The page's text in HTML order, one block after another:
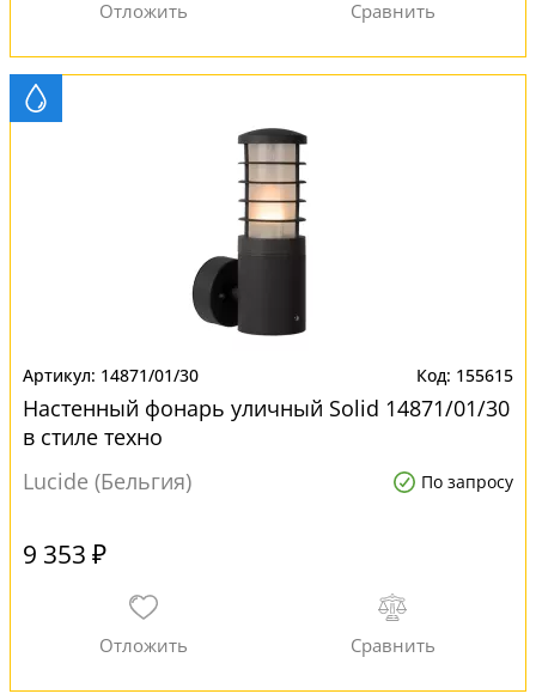
14871/01/30 155615
Настенный фонарь уличный Solid 14871/01/30
в стиле техно
Lucide (Бельгия)
По запросу
9 353 ₽